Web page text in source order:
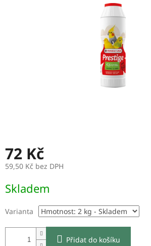
72 Kč
59,50 Kč bez DPH
cena:
Skladem
Varianta
Přidat do košíku